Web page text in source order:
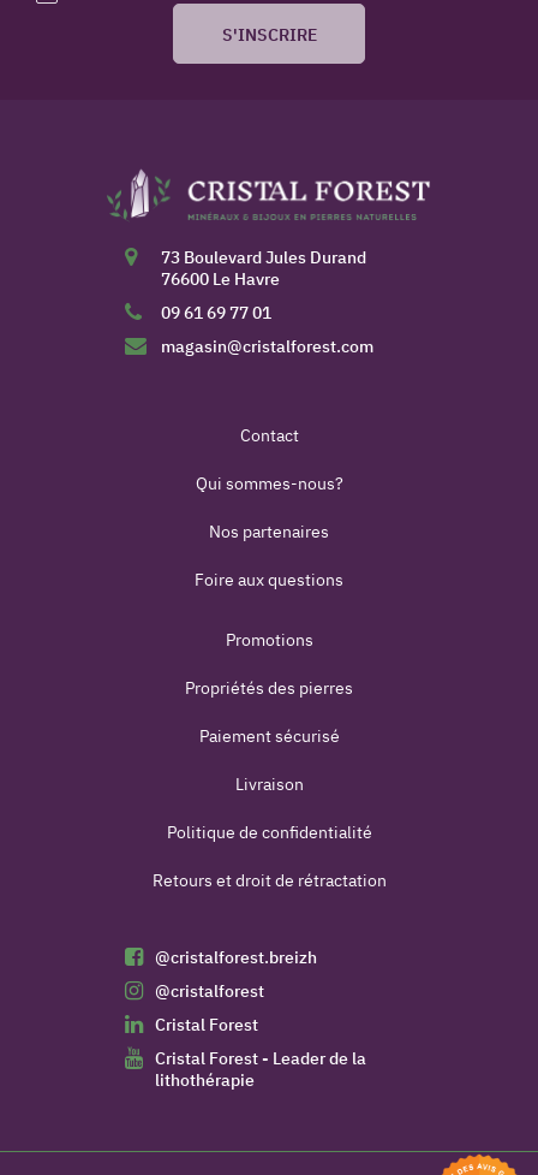
S'INSCRIRE
73 Boulevard Jules Durand
76600 Le Havre
09 61 69 77 01
magasin@cristalforest.com
Contact
Qui sommes-nous?
Nos partenaires
Foire aux questions
Promotions
Propriétés des pierres
Paiement sécurisé
Livraison
Politique de confidentialité
Retours et droit de rétractation
@cristalforest.breizh
@cristalforest
Cristal Forest
Cristal Forest - Leader de la
lithothérapie